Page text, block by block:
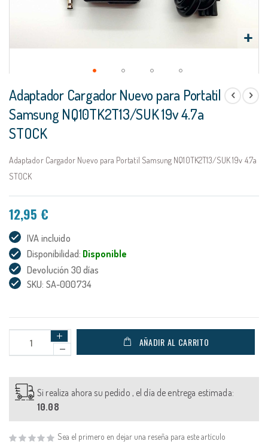
al
comienzo
de
la
galería
de
imágenes
Adaptador Cargador Nuevo para Portatil
Samsung NQ10TK2T13/SUK 19v 4.7a
STOCK
Adaptador Cargador Nuevo para Portatil Samsung NQ10TK2T13/SUK 19v 4.7a
STOCK
12,95 €
IVA incluido
Disponibilidad: Disponible
Devolución 30 días
SKU: SA-000734
AÑADIR AL CARRITO
Si realiza ahora su pedido , el día de entrega estimada:
10.08
Sea el primero en dejar una reseña para este artículo